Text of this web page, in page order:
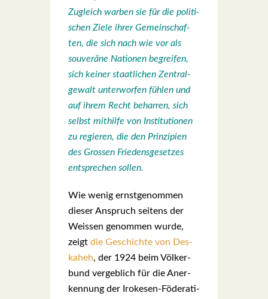
Zugleich war­ben sie für die poli­ti­
schen Zie­le ihrer Gemein­schaf­
ten, die sich nach wie vor als
sou­ve­rä­ne Natio­nen begrei­fen,
sich kei­ner staat­li­chen Zen­tral­
ge­walt unter­wor­fen füh­len und
auf ihrem Recht behar­ren, sich
selbst mit­hil­fe von Insti­tu­tio­nen
zu regie­ren, die den Prin­zi­pi­en
des Gros­sen Frie­dens­ge­set­zes
ent­spre­chen sol­len.
Wie wenig ernst­ge­nom­men
die­ser Anspruch sei­tens der
Weis­sen genom­men wur­de,
zeigt die Geschich­te von Des­
ka­heh, der 1924 beim Völ­ker­
bund ver­geb­lich für die Aner­
ken­nung der Iro­ke­sen-Föde­ra­ti­